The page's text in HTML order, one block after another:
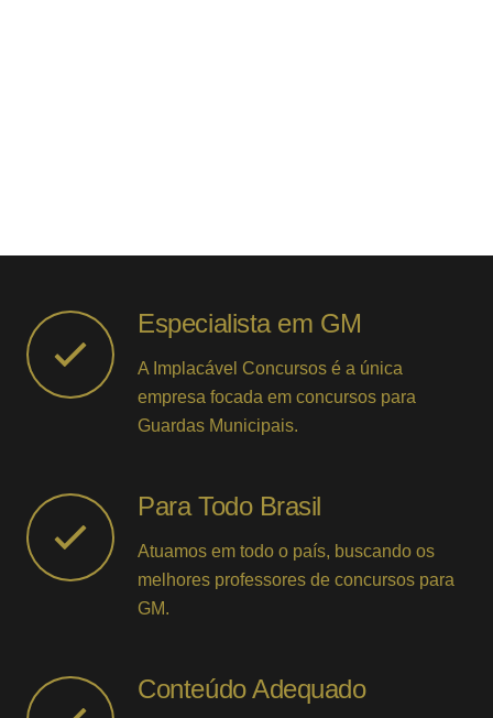
Especialista em GM
A Implacável Concursos é a única
empresa focada em concursos para
Guardas Municipais.
Para Todo Brasil
Atuamos em todo o país, buscando os
melhores professores de concursos para
GM.
Conteúdo Adequado